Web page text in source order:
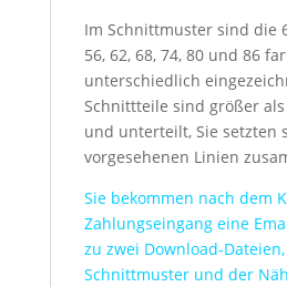
Im Schnittmuster sind die
56, 62, 68, 74, 80 und 86
unterschiedlich
Schnittteile sind größer
und unterteilt, Sie setzten
vorgesehenen Linien
Sie bekommen nach dem
Zahlungseingang eine
zu zwei Download-
Schnittmuster und der